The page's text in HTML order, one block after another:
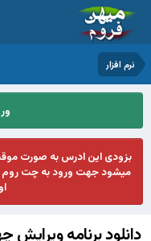
نرم افزار
بزودی این ادرس به صورت
میشود جهت ورود به چت روم